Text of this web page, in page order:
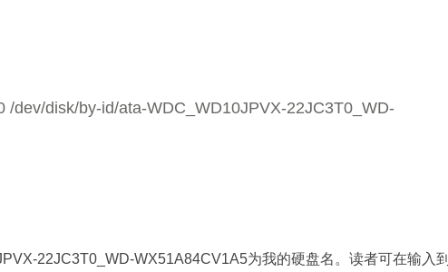
/dev/disk/by-id/ata-WDC_WD10JPVX-22JC3T0_WD-
22JC3T0_WD-WX51A84CV1A5为我的硬盘名。读者可在输入到